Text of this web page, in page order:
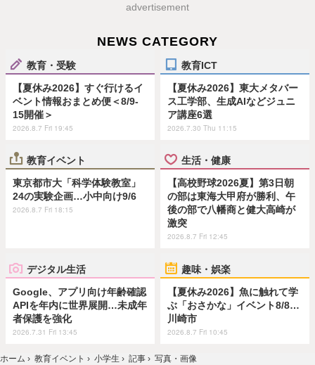
advertisement
NEWS CATEGORY
教育・受験
【夏休み2026】すぐ行けるイ
ベント情報おまとめ便＜8/9-
15開催＞
2026.8.7 Fri 19:45
教育ICT
【夏休み2026】東大メタバー
ス工学部、生成AIなどジュニ
ア講座6選
2026.7.30 Thu 11:15
教育イベント
東京都市大「科学体験教室」
24の実験企画…小中向け9/6
2026.8.7 Fri 18:15
生活・健康
【高校野球2026夏】第3日朝
の部は東海大甲府が勝利、午
後の部で八幡商と健大高崎が
激突
2026.8.7 Fri 12:45
デジタル生活
Google、アプリ向け年齢確認
APIを年内に世界展開…未成年
者保護を強化
2026.7.31 Fri 13:45
趣味・娯楽
【夏休み2026】魚に触れて学
ぶ「おさかな」イベント8/8…
川崎市
2026.8.7 Fri 10:45
ホーム › 教育イベント › 小学生 › 記事 › 写真・画像